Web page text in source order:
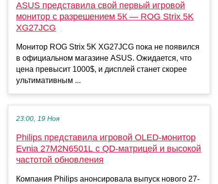
ASUS представила свой первый игровой
монитор с разрешением 5К — ROG Strix 5K
XG27JCG
Монитор ROG Strix 5K XG27JCG пока не появился
в официальном магазине ASUS. Ожидается, что
цена превысит 1000$, и дисплей станет скорее
ультимативным ...
23:00, 19 Ноя
Philips представила игровой OLED-монитор
Evnia 27M2N6501L с QD-матрицей и высокой
частотой обновления
Компания Philips анонсировала выпуск нового 27-